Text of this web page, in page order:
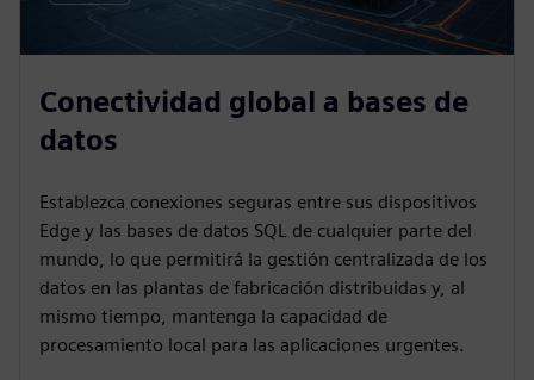
Conectividad global a bases de
datos
Establezca conexiones seguras entre sus dispositivos
Edge y las bases de datos SQL de cualquier parte del
mundo, lo que permitirá la gestión centralizada de los
datos en las plantas de fabricación distribuidas y, al
mismo tiempo, mantenga la capacidad de
procesamiento local para las aplicaciones urgentes.